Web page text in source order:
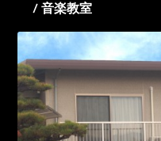
/ 音楽教室